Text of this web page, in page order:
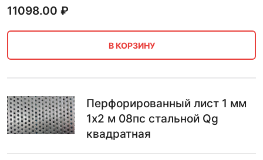
11098.00 ₽
В КОРЗИНУ
Перфорированный лист 1 мм
1х2 м 08пс стальной Qg
квадратная